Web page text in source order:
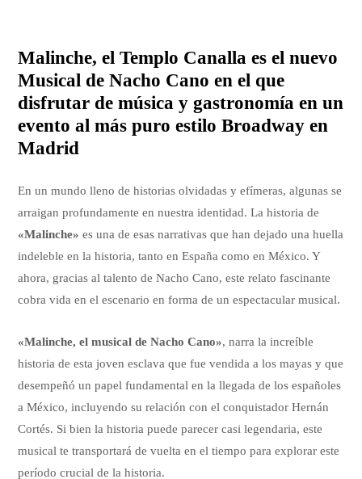
Malinche, el Templo Canalla es el nuevo
Musical de Nacho Cano en el que
disfrutar de música y gastronomía en un
evento al más puro estilo Broadway en
Madrid
En un mundo lleno de historias olvidadas y efímeras, algunas se
arraigan profundamente en nuestra identidad. La historia de
«Malinche» es una de esas narrativas que han dejado una huella
indeleble en la historia, tanto en España como en México. Y
ahora, gracias al talento de Nacho Cano, este relato fascinante
cobra vida en el escenario en forma de un espectacular musical.
«Malinche, el musical de Nacho Cano», narra la increíble
historia de esta joven esclava que fue vendida a los mayas y que
desempeñó un papel fundamental en la llegada de los españoles
a México, incluyendo su relación con el conquistador Hernán
Cortés. Si bien la historia puede parecer casi legendaria, este
musical te transportará de vuelta en el tiempo para explorar este
período crucial de la historia.